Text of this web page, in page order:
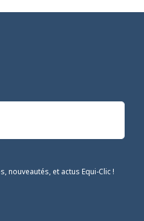
nouveautés, et actus Equi-Clic !